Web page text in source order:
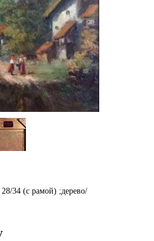
34 (с рамой) ;дерево/